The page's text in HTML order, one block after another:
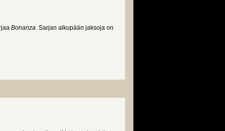
Bonanza. Sarjan alkupään jaksoja on